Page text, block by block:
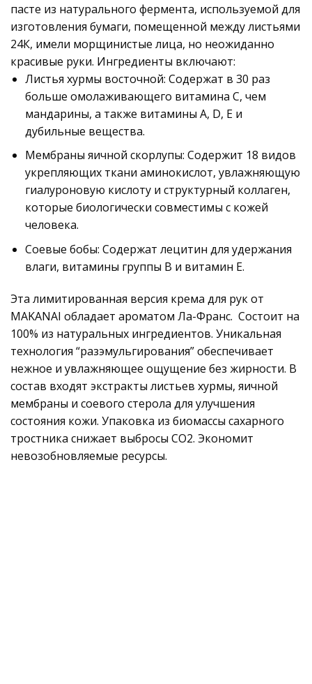
пасте из натурального фермента, используемой для
изготовления бумаги, помещенной между листьями
24К, имели морщинистые лица, но неожиданно
красивые руки. Ингредиенты включают:
Листья хурмы восточной: Содержат в 30 раз
больше омолаживающего витамина С, чем
мандарины, а также витамины A, D, E и
дубильные вещества.
Мембраны яичной скорлупы: Содержит 18 видов
укрепляющих ткани аминокислот, увлажняющую
гиалуроновую кислоту и структурный коллаген,
которые биологически совместимы с кожей
человека.
Соевые бобы: Содержат лецитин для удержания
влаги, витамины группы В и витамин Е.
Эта лимитированная версия крема для рук от
MAKANAI обладает ароматом Ла-Франс. Состоит на
100% из натуральных ингредиентов. Уникальная
технология “разэмульгирования” обеспечивает
нежное и увлажняющее ощущение без жирности. В
состав входят экстракты листьев хурмы, яичной
мембраны и соевого стерола для улучшения
состояния кожи. Упаковка из биомассы сахарного
тростника снижает выбросы CO2. Экономит
невозобновляемые ресурсы.